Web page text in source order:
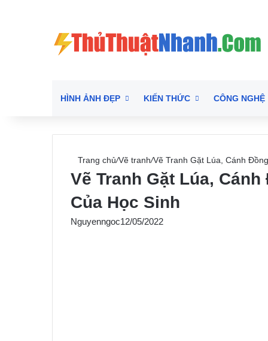
HÌNH ẢNH ĐẸP KIẾN THỨC CÔNG NGHỆ
Trang chủ/Vẽ tranh/Vẽ Tranh Gặt Lúa, Cánh
Vẽ Tranh Gặt Lúa,
Của Học Sinh
Nguyenngoc12/05/2022